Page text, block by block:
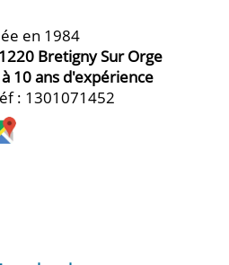
en 1984
Bretigny Sur Orge
10 ans d'expérience
: 1301071452